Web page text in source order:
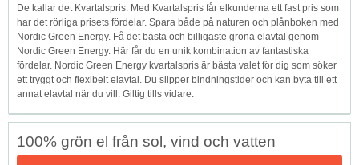
De kallar det Kvartalspris. Med Kvartalspris får elkunderna ett fast pris som
har det rörliga prisets fördelar. Spara både på naturen och plånboken med
Nordic Green Energy. Få det bästa och billigaste gröna elavtal genom
Nordic Green Energy. Här får du en unik kombination av fantastiska
fördelar. Nordic Green Energy kvartalspris är bästa valet för dig som söker
ett tryggt och flexibelt elavtal. Du slipper bindningstider och kan byta till ett
annat elavtal när du vill. Giltig tills vidare.
100% grön el från sol, vind och vatten